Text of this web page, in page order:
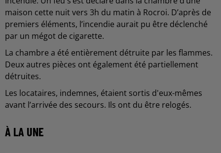
maison cette nuit vers 3h du matin à Rocroi. D’après de
premiers éléments, l’incendie aurait pu être déclenché
par un mégot de cigarette.
La chambre a été entièrement détruite par les flammes.
Deux autres pièces ont également été partiellement
détruites.
Les locataires, indemnes, étaient sortis d'eux-mêmes
avant l’arrivée des secours. Ils ont du être relogés.
À LA UNE